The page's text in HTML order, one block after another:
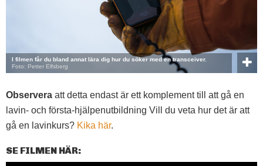
I filmen får du bland annat lära dig hur du söker med en transceiver.
Foto: Petter Elfsberg
Observera att detta endast är ett komplement till att gå en
lavin- och första-hjälpenutbildning Vill du veta hur det är att
gå en lavinkurs? Kika här.
SE FILMEN HÄR: